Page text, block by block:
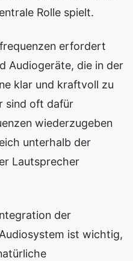
Rolle spielt.
erfordert
Audiogeräte, die in der
klar und kraftvoll zu
sind oft dafür
wiederzugeben
unterhalb der
Lautsprecher
der
ist wichtig,